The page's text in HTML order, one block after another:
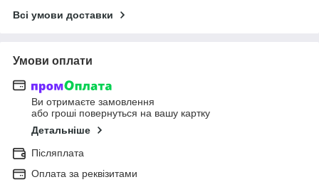
Всі умови доставки
Умови оплати
Ви отримаєте замовлення
або гроші повернуться на вашу картку
Детальніше
Післяплата
Оплата за реквізитами